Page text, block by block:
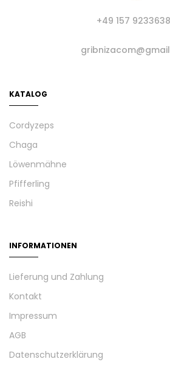
+49 157
KATALOG
Cordyzeps
Chaga
Löwenmähne
Pfifferling
Reishi
INFORMATIONEN
Lieferung und Zahlung
Kontakt
Impressum
AGB
Datenschutzerklärung